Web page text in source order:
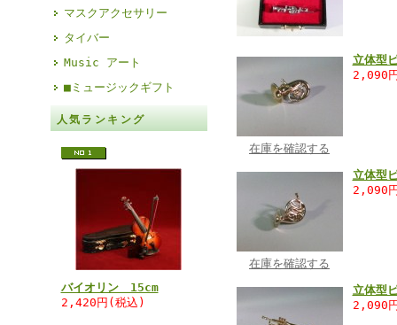
マスクアクセサリー
タイバー
Music アート
■ミュージックギフト
人気ランキング
バイオリン 15cm
2,420円(税込)
在庫を確認する
立体型
2,090
在庫を確認する
立体型
2,090
立体型
2,090